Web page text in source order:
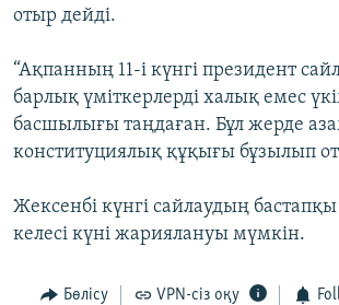
отыр дейді.
“Ақпанның 11-і күнгі президент
барлық үміткерлерді халық емес
басшылығы таңдаған. Бұл жерде
конституциялық құқығы бұзылып
Жексенбі күнгі сайлаудың
келесі күні жариялануы мүмкін.
Бөлісу VPN-сіз оқу